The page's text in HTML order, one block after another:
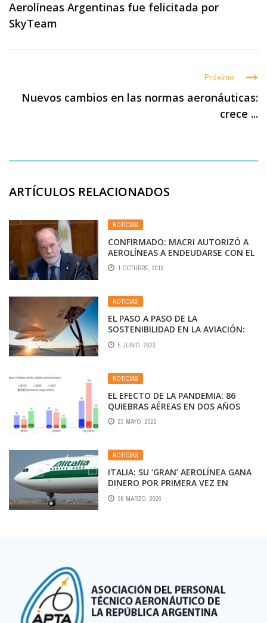
Aerolíneas Argentinas fue felicitada por
SkyTeam
Próximo
Nuevos cambios en las normas aeronáuticas:
crece ...
ARTÍCULOS RELACIONADOS
NOTICIAS
CONFIRMADO: MACRI AUTORIZÓ A
AEROLÍNEAS A ENDEUDARSE CON EL
NACIÓN VÍA DNU
1 OCTUBRE, 2019
NOTICIAS
EL PASO A PASO DE LA
SOSTENIBILIDAD EN LA AVIACIÓN:
IATA PRESENTA SUS HOJAS DE
RUTAS PARA LOGRAR LA
5 JUNIO, 2023
NOTICIAS
EL EFECTO DE LA PANDEMIA: 86
QUIEBRAS AÉREAS EN DOS AÑOS
23 MAYO, 2022
NOTICIAS
ITALIA: SU ‘GRAN’ AEROLÍNEA GANA
DINERO POR PRIMERA VEZ EN
DÉCADAS
26 MARZO, 2026